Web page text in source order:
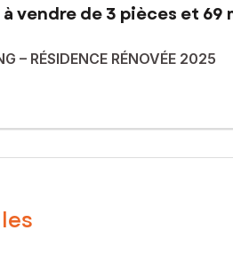
vendre de 3 pièces et 69
– RÉSIDENCE RÉNOVÉE 2025
en 2025) traversant de 69 m²,